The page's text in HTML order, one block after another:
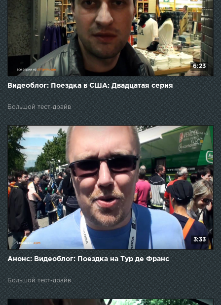
6:23
Видеоблог: Поездка в США: Двадцатая серия
Большой тест-драйв
3:33
Анонс: Видеоблог: Поездка на Тур де Франс
Большой тест-драйв